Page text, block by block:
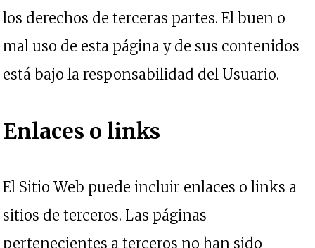
los derechos de terceras partes. El buen o
mal uso de esta página y de sus contenidos
está bajo la responsabilidad del Usuario.
Enlaces o links
El Sitio Web puede incluir enlaces o links a
sitios de terceros. Las páginas
pertenecientes a terceros no han sido